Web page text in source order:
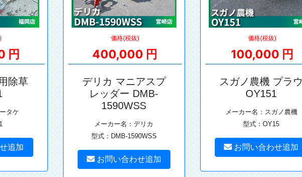
円
除草
タケ
追加
価格(税抜)
400,000 円
デリカ マニアスプ
レッダー DMB-
1590WSS
メーカー名：デリカ
型式：DMB-1590WSS
お問い合わせ追加
価格(税抜)
100,000 円
スガノ農機 プラウ
OY151
メーカー名：スガノ農機
型式：OY15
お問い合わせ追加